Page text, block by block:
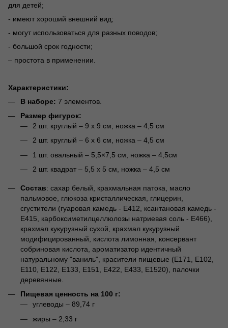
для детей;
- имеют хороший внешний вид;
- могут использоваться для разных поводов;
- большой срок годности;
– простота в применении.
Характеристики:
В наборе: 7 элементов.
Размер фигурок:
2 шт. круглый – 9 х 9 см, ножка – 4,5 см
2 шт. круглый – 6 х 6 см, ножка – 4,5 см
1 шт. овальный – 5,5×7,5 см, ножка – 4,5см
2 шт. квадрат – 5,5 х 5 см, ножка – 4,5 см
Состав: сахар белый, крахмальная патока, масло
пальмовое, глюкоза кристаллическая, глицерин,
сгустители (гуаровая камедь - Е412, ксантановая камедь -
Е415, карбоксиметилцеллюлозы натриевая соль - Е466),
крахмал кукурузный сухой, крахмал кукурузный
модифицированный, кислота лимонная, консервант
собриновая кислота, ароматизатор идентичный
натуральному "ваниль", красители пищевые (Е171, Е102,
Е110, Е122, Е133, Е151, Е422, Е433, Е1520), палочки
деревянные.
Пищевая ценность на 100 г:
углеводы – 89,74 г
жиры – 2,33 г